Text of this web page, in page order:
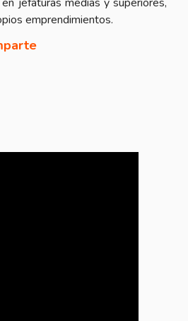
emprendimientos.